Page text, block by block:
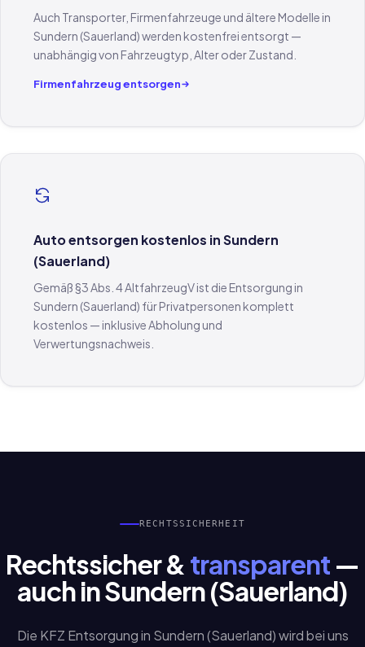
Auch Transporter, Firmenfahrzeuge und ältere Modelle in
Sundern (Sauerland) werden kostenfrei entsorgt —
unabhängig von Fahrzeugtyp, Alter oder Zustand.
Firmenfahrzeug entsorgen
Auto entsorgen kostenlos in Sundern
(Sauerland)
Gemäß §3 Abs. 4 AltfahrzeugV ist die Entsorgung in
Sundern (Sauerland) für Privatpersonen komplett
kostenlos — inklusive Abholung und
Verwertungsnachweis.
RECHTSSICHERHEIT
Rechtssicher & transparent—
auch in Sundern (Sauerland)
Die KFZ Entsorgung in Sundern (Sauerland) wird bei uns